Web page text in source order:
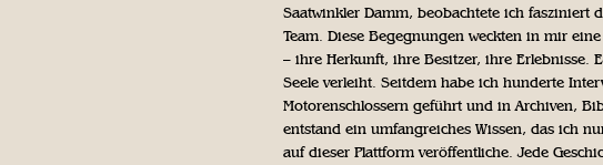
Saatwinkler Damm, beobachtete ich fasziniert
Team. Diese Begegnungen weckten in mir
– ihre Herkunft, ihre Besitzer, ihre Erlebnisse.
Seele verleiht. Seitdem habe ich hunderte
Motorenschlossern geführt und in Archiven,
entstand ein umfangreiches Wissen, das ich
auf dieser Plattform veröffentliche. Jede